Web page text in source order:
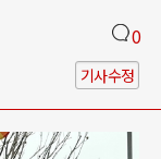
0
기사수정